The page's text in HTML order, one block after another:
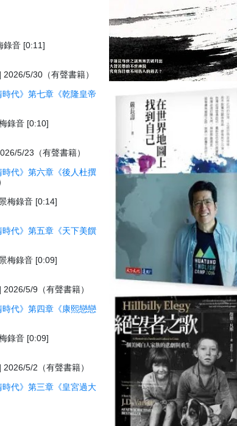
錄音 [0:11]
5/30（有聲書籍）
時代》第七章《乾隆皇帝
錄音 [0:10]
5/23（有聲書籍）
時代》第六章《後人杜撰
梅錄音 [0:14]
時代》第五章《天下美饌
梅錄音 [0:09]
5/9（有聲書籍）
時代》第四章《康熙戀戀
錄音 [0:09]
5/2（有聲書籍）
時代》第三章《皇宮過大